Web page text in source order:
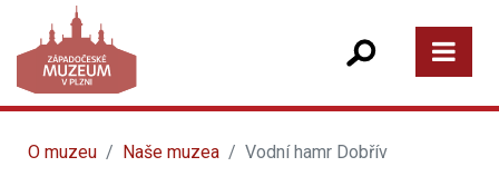
O muzeu Naše muzea Vodní hamr Dobřív